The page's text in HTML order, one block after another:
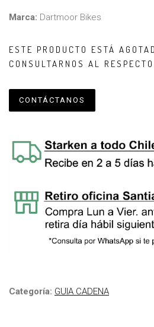
Marca: Dartmoor Bikes
ESTE PRODUCTO ESTÁ
CONSULTARNOS AL
CONTÁCTANOS
Categoría: GUIA CADENA